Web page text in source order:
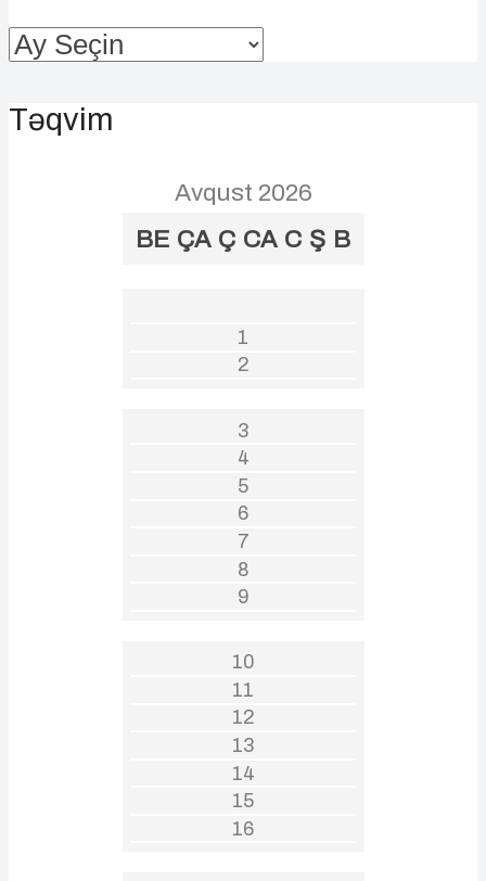
Arxivlər
Təqvim
Avqust 2026
BE ÇA Ç CA C Ş B
1
2
3
4
5
6
7
8
9
10
11
12
13
14
15
16